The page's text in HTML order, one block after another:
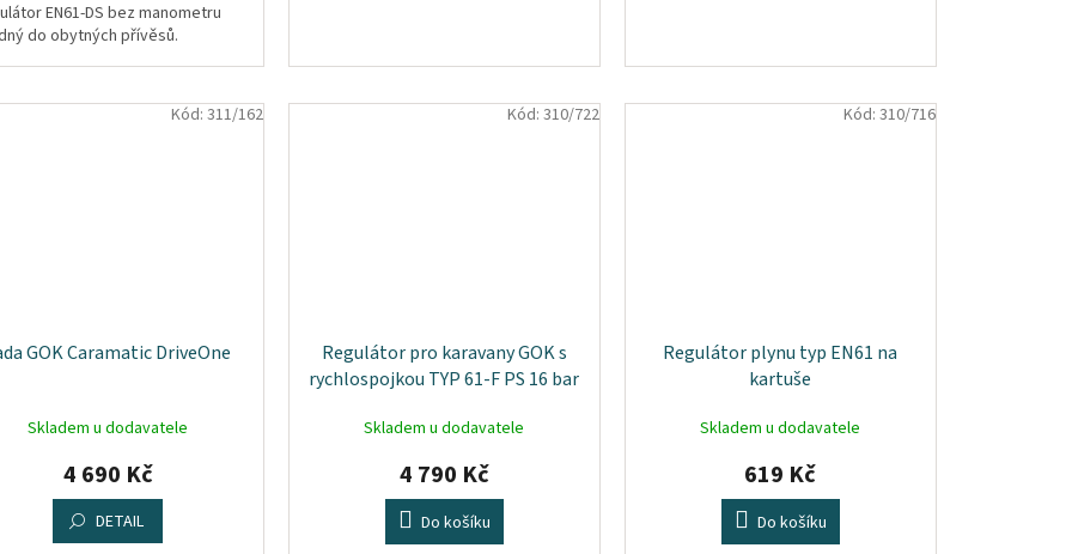
EN61-DS bez manometru
do obytných přívěsů.
GOK Caramatic DriveOne
Skladem u dodavatele
4 690 Kč
DETAIL
Kód: 311/162
Regulátor pro karavany GOK s
rychlospojkou TYP 61-F PS 16 bar
Skladem u dodavatele
4 790 Kč
Do košíku
Kód: 310/722
Regulátor plynu typ EN61 na
kartuše
Skladem u dodavatele
619 Kč
Do košíku
Kód: 310/716